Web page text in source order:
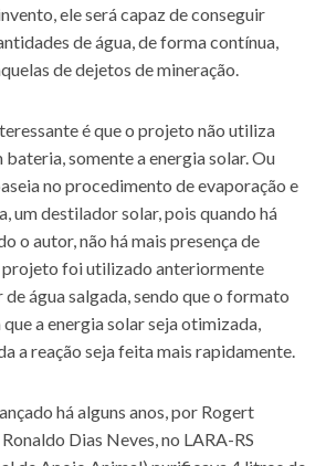
ele será capaz de conseguir
de água, de forma contínua,
de dejetos de mineração.
é que o projeto não utiliza
somente a energia solar. Ou
no procedimento de evaporação e
um destilador solar, pois quando há
o autor, não há mais presença de
projeto foi utilizado anteriormente
água salgada, sendo que o formato
a energia solar seja otimizada,
a reação seja feita mais rapidamente.
há alguns anos, por Rogert
Dias Neves, no LARA-RS